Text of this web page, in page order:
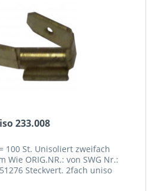
233.008
100 St. Unisoliert zweifach
Wie ORIG.NR.: von SWG Nr.:
Steckvert. 2fach uniso